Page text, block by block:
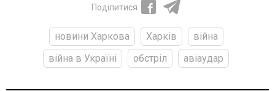
Поділитися
новини Харкова Харків
війна
війна в Україні
обстріл авіаудар